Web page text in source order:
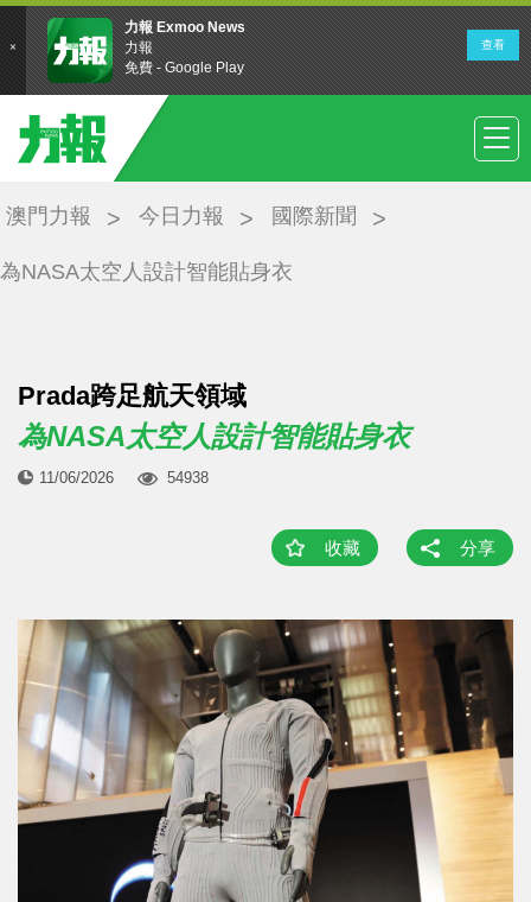
澳門力報 今日力報 國際新聞
為NASA太空人設計智能貼身衣
Prada跨足航天領域
為NASA太空人設計智能貼身衣
11/06/2026 54938
收藏 分享